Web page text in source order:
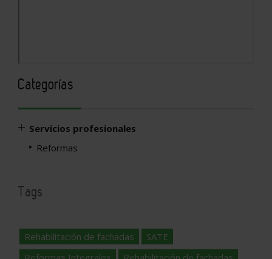
Categorías
Servicios profesionales
Reformas
Tags
Rehabilitación de fachadas
SATE